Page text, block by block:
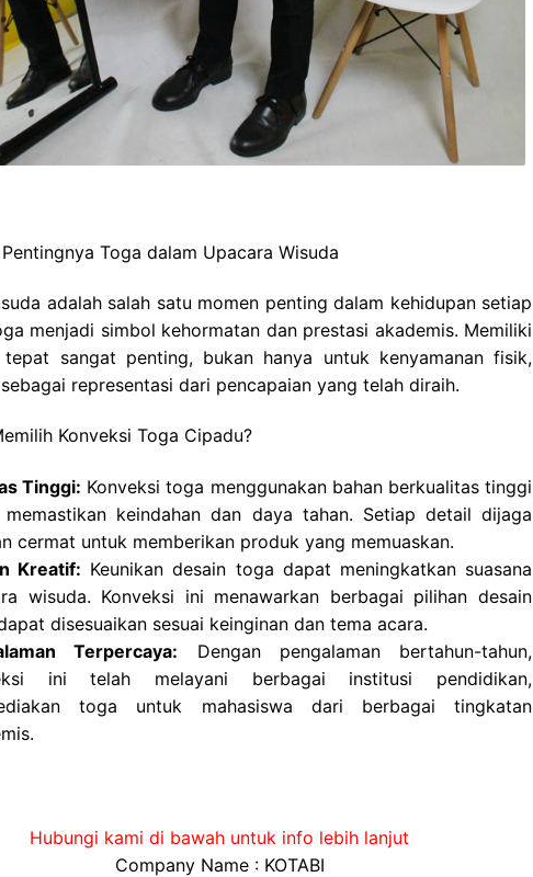
Toga dalam Upacara Wisuda
adalah salah satu momen penting dalam kehidupan setiap
menjadi simbol kehormatan dan prestasi akademis. Memiliki
sangat penting, bukan hanya untuk kenyamanan fisik,
representasi dari pencapaian yang telah diraih.
Konveksi Toga Cipadu?
Tinggi: Konveksi toga menggunakan bahan berkualitas tinggi
memastikan keindahan dan daya tahan. Setiap detail dijaga
cermat untuk memberikan produk yang memuaskan.
Kreatif: Keunikan desain toga dapat meningkatkan suasana
wisuda. Konveksi ini menawarkan berbagai pilihan desain
disesuaikan sesuai keinginan dan tema acara.
Terpercaya: Dengan pengalaman bertahun-tahun,
ini telah melayani berbagai institusi pendidikan,
toga untuk mahasiswa dari berbagai tingkatan
Hubungi kami di bawah untuk info lebih lanjut
Company Name : KOTABI